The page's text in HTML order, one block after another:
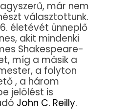
már nem
választottunk.
életévét ünneplő
akit mindenki
Shakespeare-
míg a másik a
a folyton
, a három
jelölést is
John C. Reilly.